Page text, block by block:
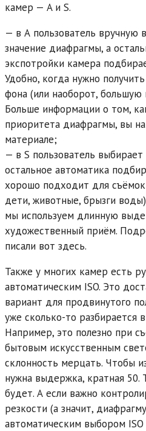
камер — A и S.
— в А пользователь вручную
значение диафрагмы, а
экспотройки камера
Удобно, когда нужно
фона (или наоборот, большую
Больше информации о том,
приоритета диафрагмы, вы
материале;
— в S пользователь
остальное автоматика
хорошо подходит для
дети, животные, брызги
мы используем длинную
художественный приём.
писали вот здесь.
Также у многих камер есть
автоматическим ISO. Это
вариант для продвинутого
уже сколько-то разбирается
Например, это полезно при
бытовым искусственным
склонность мерцать. Чтобы
нужна выдержка, кратная 50.
будет. А если важно
резкости (а значит,
автоматическим выбором